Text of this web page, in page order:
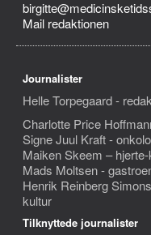
Mail redaktionen
Journalister
Helle Torpegaard -
Charlotte Price
Signe Juul Kraft -
Maiken Skeem –
Mads Moltsen -
Henrik Reinberg
kultur
Tilknyttede journalister